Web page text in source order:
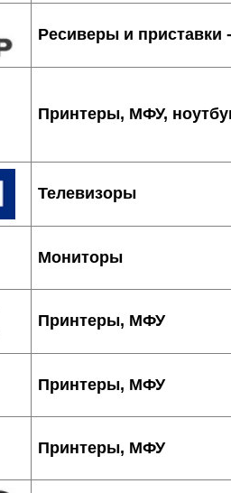
Ресиверы и
Принтеры, МФУ,
Телевизоры
Мониторы
Принтеры, МФУ
Принтеры, МФУ
Принтеры, МФУ